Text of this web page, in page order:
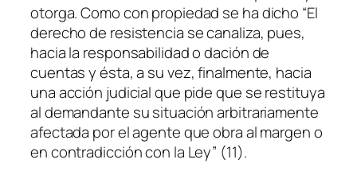
otorga. Como con propiedad se ha dicho “El
derecho de resistencia se canaliza, pues,
hacia la responsabilidad o dación de
cuentas y ésta, a su vez, finalmente, hacia
una acción judicial que pide que se restituya
al demandante su situación arbitrariamente
afectada por el agente que obra al margen o
en contradicción con la Ley” (11).